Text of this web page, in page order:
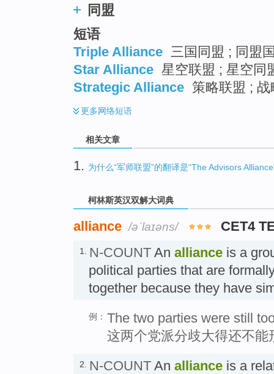
同盟
短语
Triple Alliance 三国同盟 ; 同盟
Star Alliance 星空联盟 ; 星空同
Strategic Alliance 策略联盟 ;
更多网络短语
相关文章
1. 为什么“军师联盟”的翻译是“The Advisors
柯林斯英汉双解大词典
alliance /əˈlaɪəns/ CET4
1. N-COUNT An alliance is a
political parties that are
together because they have
例： The two parties were still
这两个党派分歧大得还不能
2. N-COUNT An alliance is a